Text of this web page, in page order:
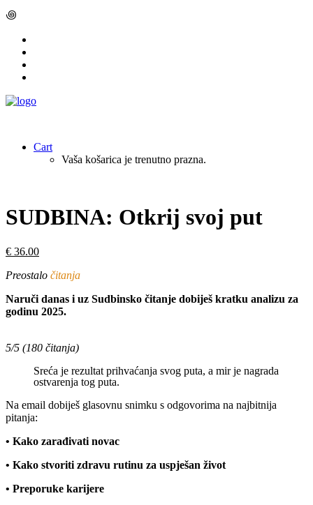
꩜
Cart
Vaša košarica je trenutno prazna.
SUDBINA: Otkrij svoj put
€ 36.00
Preostalo čitanja
Naruči danas i uz Sudbinsko čitanje dobiješ kratku analizu za
godinu 2025.
5/5 (180 čitanja)
Sreća je rezultat prihvaćanja svog puta, a mir je nagrada
ostvarenja tog puta.
Na email dobiješ glasovnu snimku s odgovorima na najbitnija
pitanja:
• Kako zarađivati novac
• Kako stvoriti zdravu rutinu za uspješan život
• Preporuke karijere